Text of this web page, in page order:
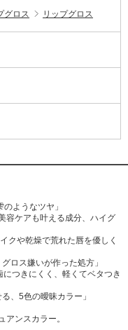
グロス リップグロス
ようなツヤ」
容ケアも叶える成分、ハイグ
や乾燥で荒れた唇を優しく
ロス嫌いが作った処方」
つきにくく、軽くてベタつき
、5色の曖昧カラー」
ンスカラー。